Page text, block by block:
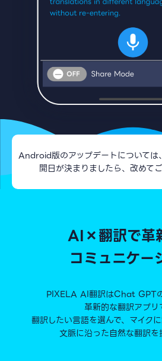
Android版のアップデートについては
開日が決まりましたら、改めて
AI×翻訳で革
コミュニケー
PIXELA AI翻訳はChat GPT
革新的な翻訳アプリ
翻訳したい言語を選んで、マイクに
文脈に沿った自然な翻訳を